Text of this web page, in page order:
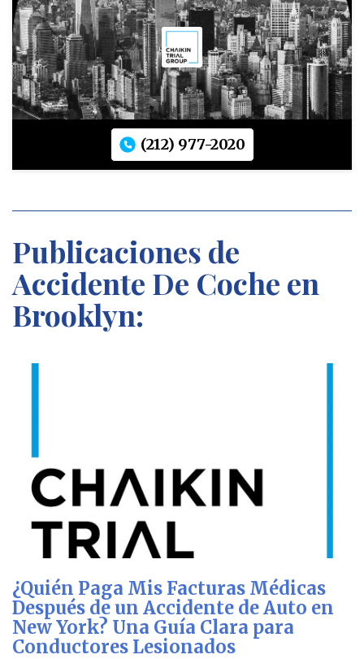
(212) 977-2020
Publicaciones de
Accidente De Coche en
Brooklyn:
¿Quién Paga Mis Facturas Médicas
Después de un Accidente de Auto en
New York? Una Guía Clara para
Conductores Lesionados